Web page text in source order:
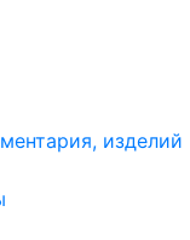
изделий